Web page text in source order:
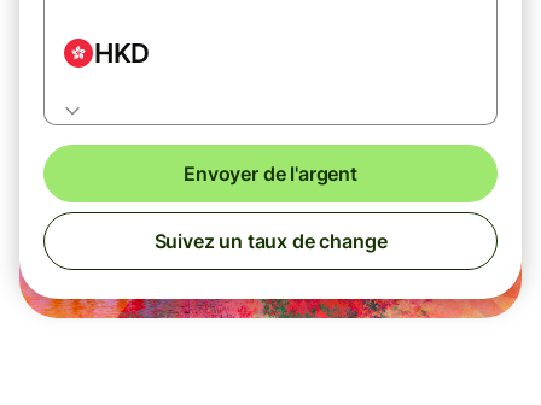
HKD
Envoyer de l'argent
Suivez un taux de change